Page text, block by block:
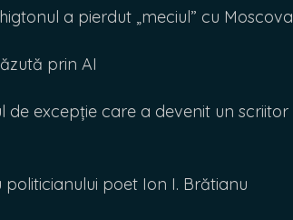
a pierdut „meciul” cu Moscova
prin AI
de excepție care a devenit un scriitor
politicianului poet Ion I. Brătianu